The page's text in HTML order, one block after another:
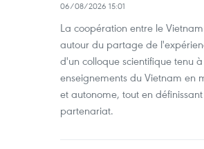
06/08/2026 15:01
La coopération entre le
autour du partage de
d'un colloque scientifique tenu
enseignements du Vietnam en
et autonome, tout en
partenariat.